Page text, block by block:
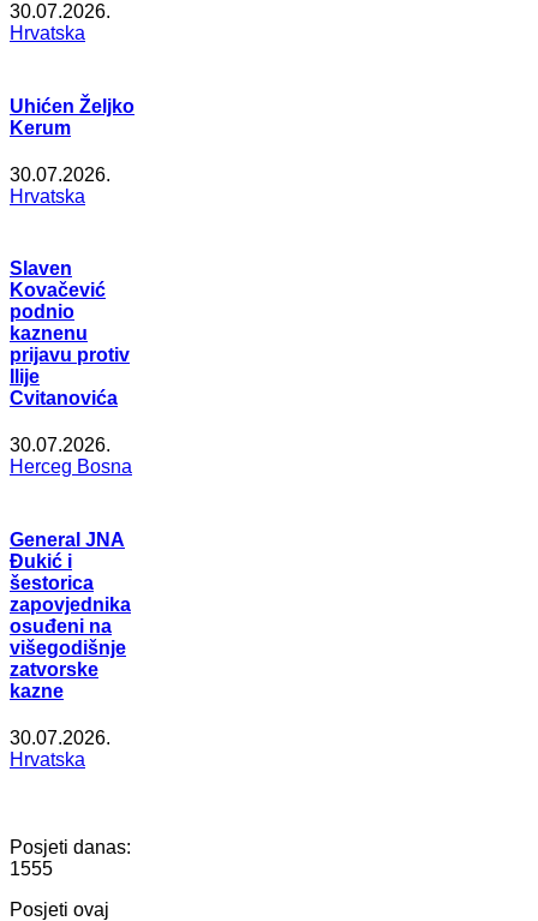
30.07.2026.
Hrvatska
Uhićen Željko
Kerum
30.07.2026.
Hrvatska
Slaven
Kovačević
podnio
kaznenu
prijavu protiv
Ilije
Cvitanovića
30.07.2026.
Herceg Bosna
General JNA
Đukić i
šestorica
zapovjednika
osuđeni na
višegodišnje
zatvorske
kazne
30.07.2026.
Hrvatska
Posjeti danas:
1555
Posjeti ovaj